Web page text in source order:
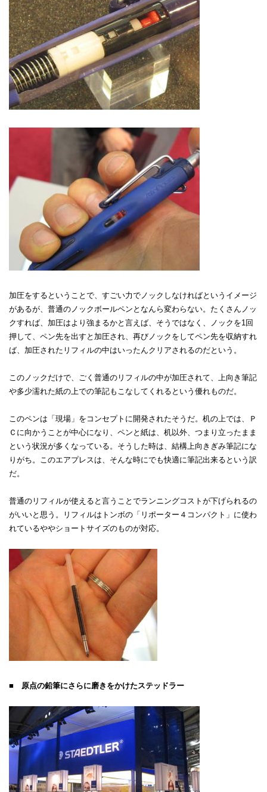
加圧をするということで、すごい力でノックしなければというイメージ
があるが、普通のノックボールペンとなんら変わらない。たくさんノッ
クすれば、加圧はより強まるかと言えば、そうではなく、ノックを1回
押して、ペン先を出すと加圧され、再びノックをしてペン先を収納すれ
ば、加圧されたリフィルの中はいったんクリアされるのだという。
このノックだけで、ごく普通のリフィルの中が加圧されて、上向き筆記
や多少濡れた紙の上での筆記もこなしてくれるという優れものだ。
このペンは「現場」をコンセプトに開発されたそうだ。机の上では、Ｐ
Ｃに向かうことが中心になり、ペンと紙は、机以外、つまり立ったまま
という状況が多くなっている。そうした時は、結構上向きぎみ筆記にな
りがち。このエアプレスは、そんな時にでも快適に筆記出来るという訳
だ。
普通のリフィルが使えると言うことでランニングコストが下げられるの
がいいと思う。リフィルはトンボの「リポーター４コンパクト」に使わ
れているややショートサイズのものが対応。
■ 原点の鉛筆にさらに磨きをかけたステッドラー